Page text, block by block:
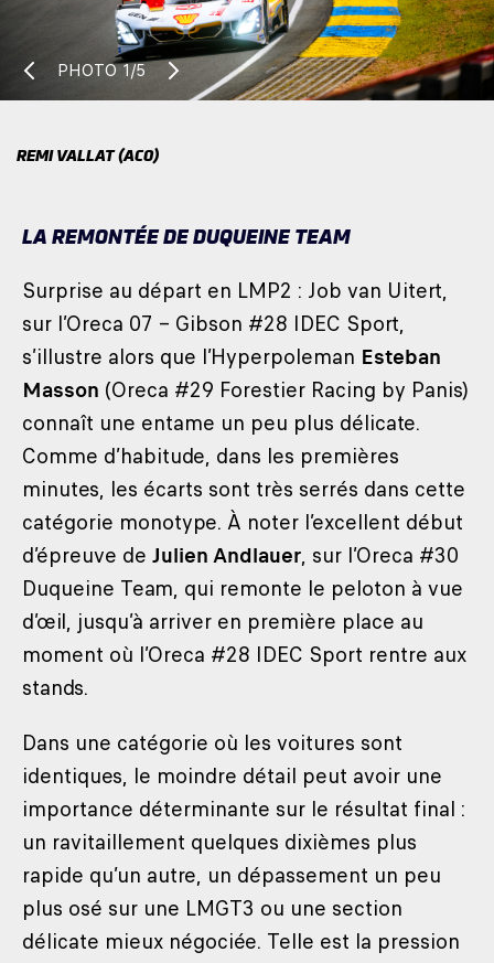
PHOTO1/5
REMI VALLAT (ACO)
LA REMONTÉE DE DUQUEINE TEAM
Surprise au départ en LMP2 : Job van Uitert,
sur l’Oreca 07 – Gibson #28 IDEC Sport,
s’illustre alors que l’Hyperpoleman Esteban
Masson (Oreca #29 Forestier Racing by Panis)
connaît une entame un peu plus délicate.
Comme d’habitude, dans les premières
minutes, les écarts sont très serrés dans cette
catégorie monotype. À noter l’excellent début
d’épreuve de Julien Andlauer, sur l’Oreca #30
Duqueine Team, qui remonte le peloton à vue
d’œil, jusqu’à arriver en première place au
moment où l’Oreca #28 IDEC Sport rentre aux
stands.
Dans une catégorie où les voitures sont
identiques, le moindre détail peut avoir une
importance déterminante sur le résultat final :
un ravitaillement quelques dixièmes plus
rapide qu’un autre, un dépassement un peu
plus osé sur une LMGT3 ou une section
délicate mieux négociée. Telle est la pression